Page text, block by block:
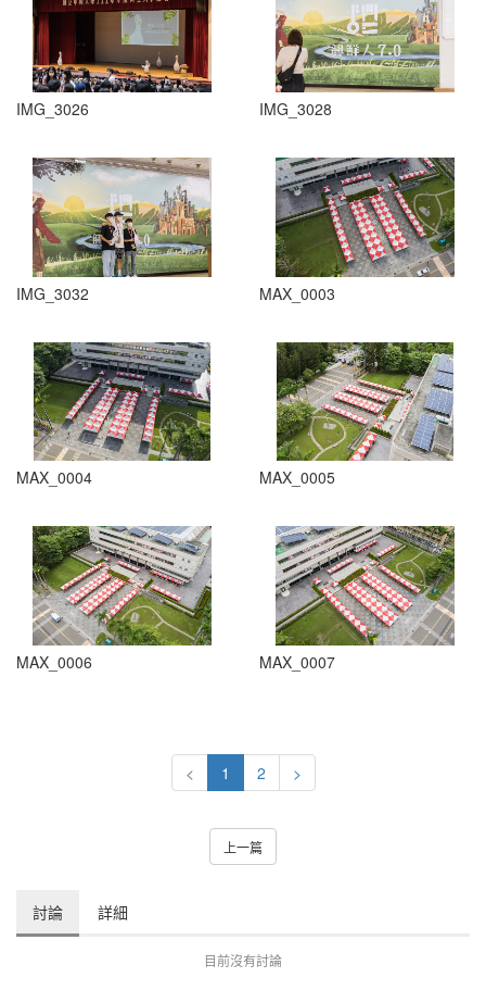
IMG_3026 IMG_3028
IMG_3032 MAX_0003
MAX_0004 MAX_0005
MAX_0006 MAX_0007
< 1 2 >
上一篇
討論 詳細
目前沒有討論